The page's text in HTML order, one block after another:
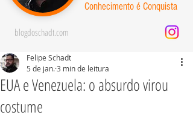
blogdoschadt.com
Conhecimento é Conquista
EUA e Venezuela: o absurdo virou
costume
Felipe Schadt
5 de jan.3 min de leitura